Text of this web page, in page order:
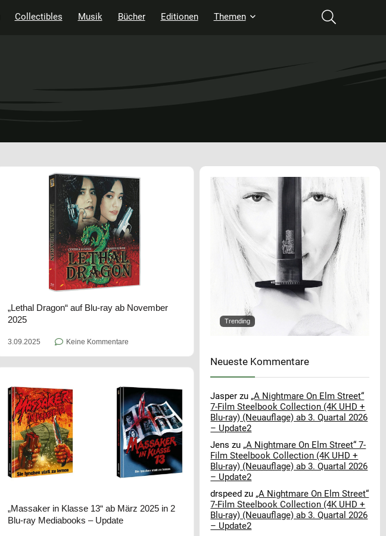
Collectibles Musik Bücher Editionen Themen
„Lethal Dragon“ auf Blu-ray ab November
2025
3.09.2025 Keine Kommentare
„Massaker in Klasse 13“ ab März 2025 in 2
Blu-ray Mediabooks – Update
Trending
Neueste Kommentare
Jasper zu „A Nightmare On Elm Street“
7-Film Steelbook Collection (4K UHD +
Blu-ray) (Neuauflage) ab 3. Quartal 2026
– Update2
Jens zu „A Nightmare On Elm Street“ 7-
Film Steelbook Collection (4K UHD +
Blu-ray) (Neuauflage) ab 3. Quartal 2026
– Update2
drspeed zu „A Nightmare On Elm Street“
7-Film Steelbook Collection (4K UHD +
Blu-ray) (Neuauflage) ab 3. Quartal 2026
– Update2